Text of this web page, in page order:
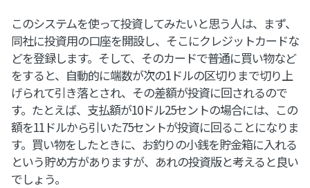
このシステムを使って投資してみたいと思う人は、まず、
同社に投資用の口座を開設し、そこにクレジットカードな
どを登録します。そして、そのカードで普通に買い物など
をすると、自動的に端数が次の1ドルの区切りまで切り上
げられて引き落とされ、その差額が投資に回されるので
す。たとえば、支払額が10ドル25セントの場合には、この
額を11ドルから引いた75セントが投資に回ることになりま
す。買い物をしたときに、お釣りの小銭を貯金箱に入れる
という貯め方がありますが、あれの投資版と考えると良い
でしょう。